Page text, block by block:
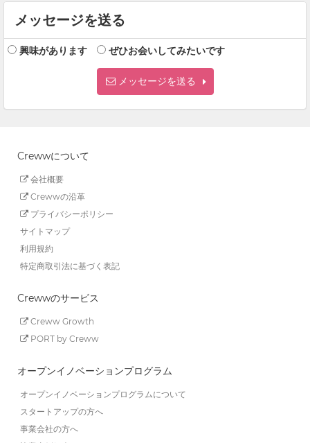
メッセージを送る
興味があります ぜひお会いしてみたいです
メッセージを送る
Crewwについて
会社概要
Crewwの沿革
プライバシーポリシー
サイトマップ
利用規約
特定商取引法に基づく表記
Crewwのサービス
Creww Growth
PORT by Creww
オープンイノベーションプログラム
オープンイノベーションプログラムについて
スタートアップの方へ
事業会社の方へ